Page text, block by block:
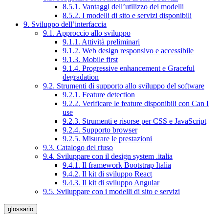
8.5.1. Vantaggi dell’utilizzo dei modelli
8.5.2. I modelli di sito e servizi disponibili
9. Sviluppo dell’interfaccia
9.1. Approccio allo sviluppo
9.1.1. Attività preliminari
9.1.2. Web design responsivo e accessibile
9.1.3. Mobile first
9.1.4. Progressive enhancement e Graceful
degradation
9.2. Strumenti di supporto allo sviluppo del software
9.2.1. Feature detection
9.2.2. Verificare le feature disponibili con Can I
use
9.2.3. Strumenti e risorse per CSS e JavaScript
9.2.4. Supporto browser
9.2.5. Misurare le prestazioni
9.3. Catalogo del riuso
9.4. Sviluppare con il design system .italia
9.4.1. Il framework Bootstrap Italia
9.4.2. Il kit di sviluppo React
9.4.3. Il kit di sviluppo Angular
9.5. Sviluppare con i modelli di sito e servizi
glossario